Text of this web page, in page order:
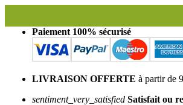
Le magasin Franscoop
Paiement 100% sécurisé
LIVRAISON OFFERTE à partir de
sentiment_very_satisfied Satisfait ou